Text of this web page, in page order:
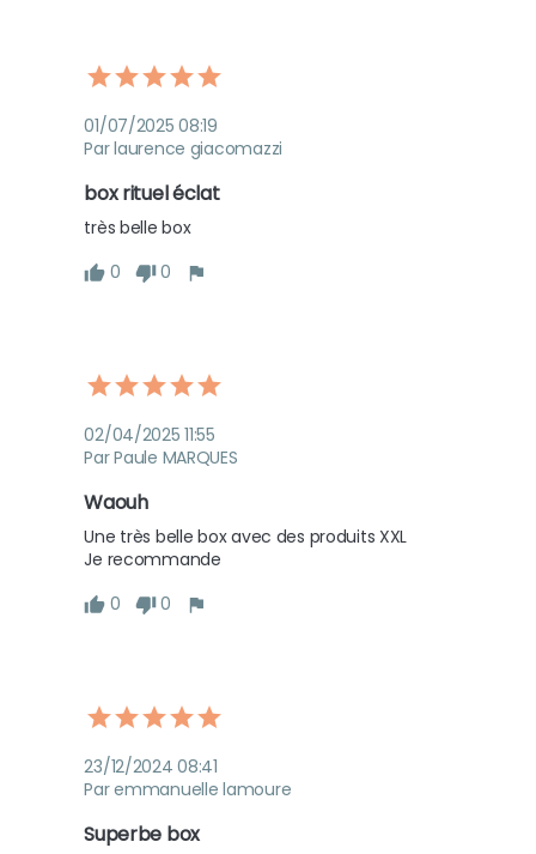
01/07/2025 08:19
Par laurence giacomazzi
box rituel éclat
très belle box
0
0
02/04/2025 11:55
Par Paule MARQUES
Waouh
Une très belle box avec des produits XXL
Je recommande
0
0
23/12/2024 08:41
Par emmanuelle lamoure
Superbe box